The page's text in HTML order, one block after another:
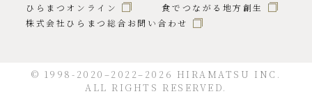
ひらまつオンライン
食でつながる地方創生
株式会社ひらまつ総合お問い合わせ
© 1998-2020–2022–2026 HIRAMATSU INC.
ALL RIGHTS RESERVED.